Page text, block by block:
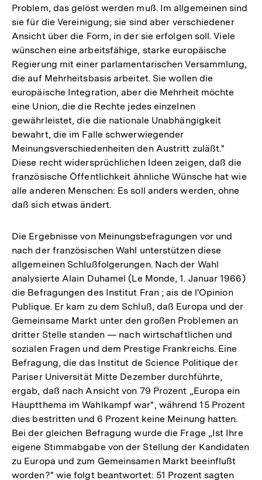
Problem, das gelöst werden muß. Im allgemeinen sind
sie für die Vereinigung; sie sind aber verschiedener
Ansicht über die Form, in der sie erfolgen soll. Viele
wünschen eine arbeitsfähige, starke europäische
Regierung mit einer parlamentarischen Versammlung,
die auf Mehrheitsbasis arbeitet. Sie wollen die
europäische Integration, aber die Mehrheit möchte
eine Union, die die Rechte jedes einzelnen
gewährleistet, die die nationale Unabhängigkeit
bewahrt, die im Falle schwerwiegender
Meinungsverschiedenheiten den Austritt zuläßt."
Diese recht widersprüchlichen Ideen zeigen, daß die
französische Öffentlichkeit ähnliche Wünsche hat wie
alle anderen Menschen: Es soll anders werden, ohne
daß sich etwas ändert.
Die Ergebnisse von Meinungsbefragungen vor und
nach der französischen Wahl unterstützen diese
allgemeinen Schlußfolgerungen. Nach der Wahl
analysierte Alain Duhamel (Le Monde, 1. Januar 1966)
die Befragungen des Institut Fran ; ais de l'Opinion
Publique. Er kam zu dem Schluß, daß Europa und der
Gemeinsame Markt unter den großen Problemen an
dritter Stelle standen — nach wirtschaftlichen und
sozialen Fragen und dem Prestige Frankreichs. Eine
Befragung, die das Institut de Science Politique der
Pariser Universität Mitte Dezember durchführte,
ergab, daß nach Ansicht von 79 Prozent „Europa ein
Hauptthema im Wahlkampf war", während 15 Prozent
dies bestritten und 6 Prozent keine Meinung hatten.
Bei der gleichen Befragung wurde die Frage „Ist Ihre
eigene Stimmabgabe von der Stellung der Kandidaten
zu Europa und zum Gemeinsamen Markt beeinflußt
worden?" wie folgt beantwortet: 51 Prozent sagten